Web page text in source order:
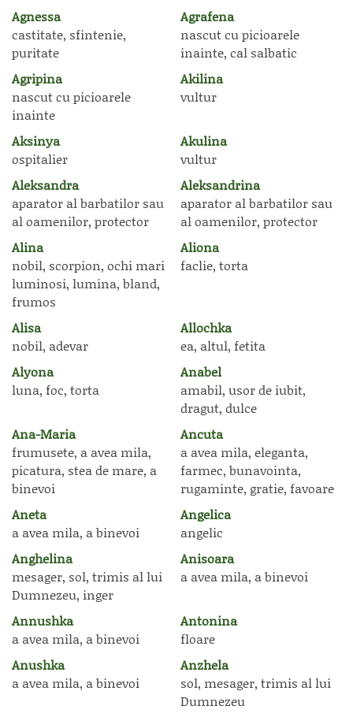
Agnessa
castitate, sfintenie,
puritate
Agrafena
nascut cu picioarele
inainte, cal salbatic
Agripina
nascut cu picioarele
inainte
Akilina
vultur
Aksinya
ospitalier
Akulina
vultur
Aleksandra
aparator al barbatilor sau
al oamenilor, protector
Aleksandrina
aparator al barbatilor sau
al oamenilor, protector
Alina
nobil, scorpion, ochi mari
luminosi, lumina, bland,
frumos
Aliona
faclie, torta
Alisa
nobil, adevar
Allochka
ea, altul, fetita
Alyona
luna, foc, torta
Anabel
amabil, usor de iubit,
dragut, dulce
Ana-Maria
frumusete, a avea mila,
picatura, stea de mare, a
binevoi
Ancuta
a avea mila, eleganta,
farmec, bunavointa,
rugaminte, gratie, favoare
Aneta
a avea mila, a binevoi
Angelica
angelic
Anghelina
mesager, sol, trimis al lui
Dumnezeu, inger
Anisoara
a avea mila, a binevoi
Annushka
a avea mila, a binevoi
Antonina
floare
Anushka
a avea mila, a binevoi
Anzhela
sol, mesager, trimis al lui
Dumnezeu